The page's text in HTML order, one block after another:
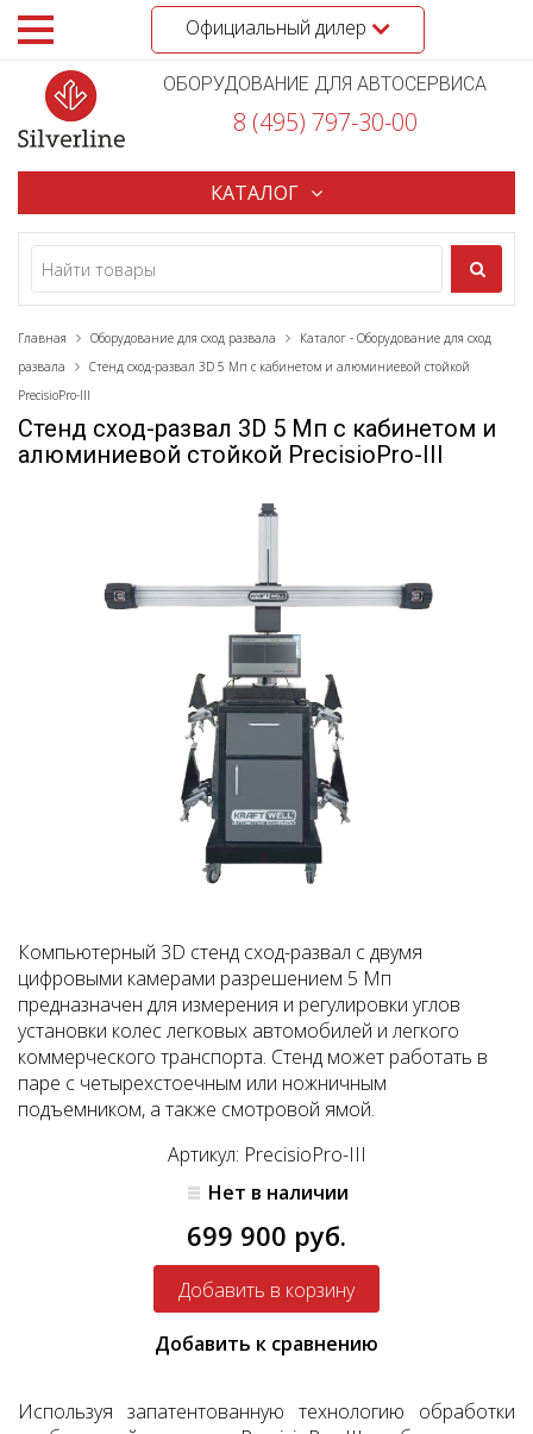
Официальный дилер
ОБОРУДОВАНИЕ ДЛЯ АВТОСЕРВИСА
8 (495) 797-30-00
КАТАЛОГ
Главная Оборудование для сход развала
Каталог - Оборудование для сход
развала
Стенд сход-развал 3D 5 Мп с кабинетом и алюминиевой стойкой
PrecisioPro-III
Стенд сход-развал 3D 5 Мп с кабинетом и
алюминиевой стойкой PrecisioPro-III
Компьютерный 3D стенд сход-развал c двумя
цифровыми камерами разрешением 5 Мп
предназначен для измерения и регулировки углов
установки колес легковых автомобилей и легкого
коммерческого транспорта. Стенд может работать в
паре с четырехстоечным или ножничным
подъемником, а также смотровой ямой.
Артикул: PrecisioPro-III
Нет в наличии
699 900 руб.
Добавить к сравнению
Используя запатентованную технологию обработки